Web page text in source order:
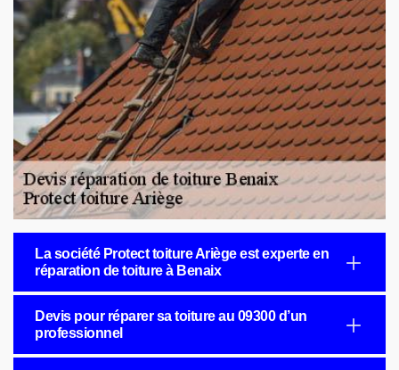
La société Protect toiture Ariège est experte en
réparation de toiture à Benaix
Devis pour réparer sa toiture au 09300 d’un
professionnel